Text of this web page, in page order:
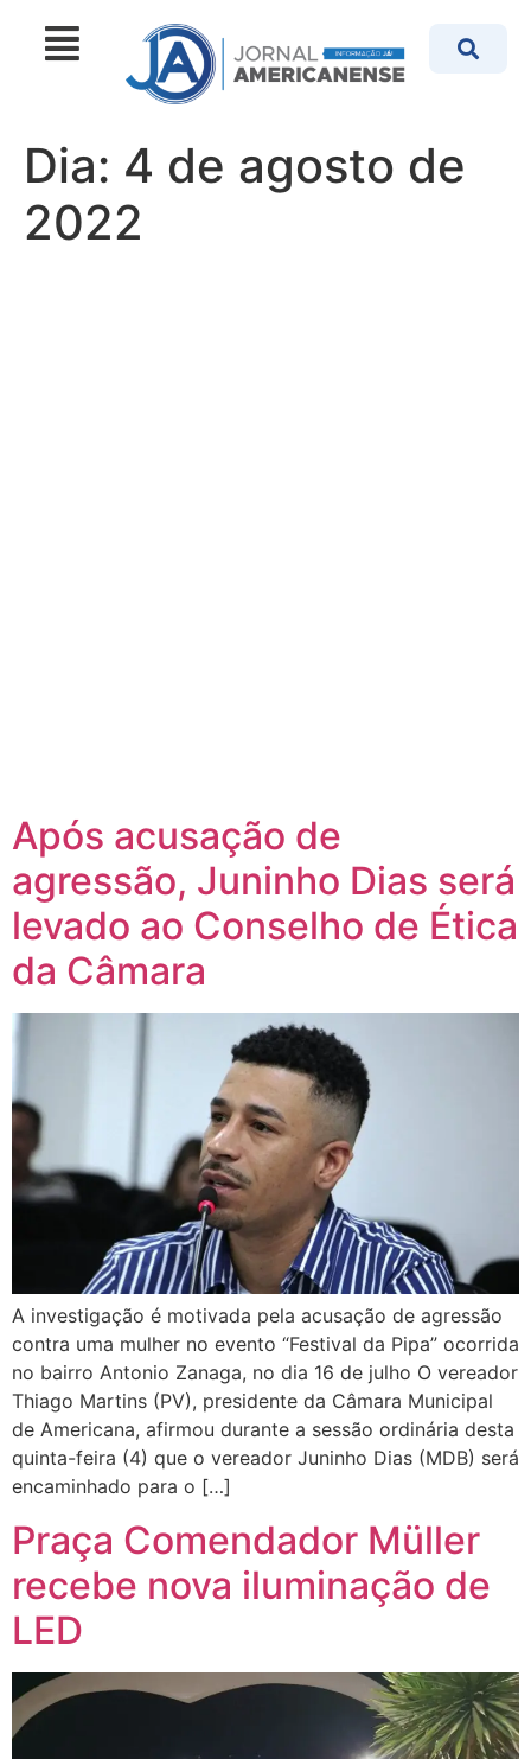
Dia: 4 de agosto de
2022
Após acusação de
agressão, Juninho Dias será
levado ao Conselho de Ética
da Câmara
A investigação é motivada pela acusação de agressão
contra uma mulher no evento “Festival da Pipa” ocorrida
no bairro Antonio Zanaga, no dia 16 de julho O vereador
Thiago Martins (PV), presidente da Câmara Municipal
de Americana, afirmou durante a sessão ordinária desta
quinta-feira (4) que o vereador Juninho Dias (MDB) será
encaminhado para o […]
Praça Comendador Müller
recebe nova iluminação de
LED